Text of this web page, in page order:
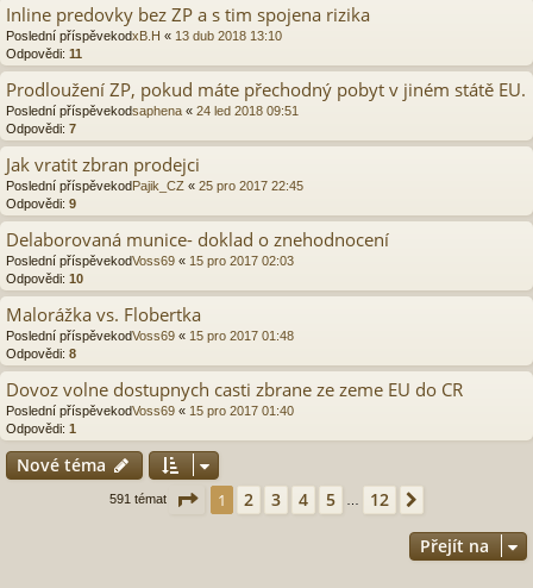
Inline predovky bez ZP a s tim spojena rizika
Poslední příspěvekodxB.H « 13 dub 2018 13:10
Odpovědi: 11
Prodloužení ZP, pokud máte přechodný pobyt v jiném státě EU.
Poslední příspěvekodsaphena « 24 led 2018 09:51
Odpovědi: 7
Jak vratit zbran prodejci
Poslední příspěvekodPajik_CZ « 25 pro 2017 22:45
Odpovědi: 9
Delaborovaná munice- doklad o znehodnocení
Poslední příspěvekodVoss69 « 15 pro 2017 02:03
Odpovědi: 10
Malorážka vs. Flobertka
Poslední příspěvekodVoss69 « 15 pro 2017 01:48
Odpovědi: 8
Dovoz volne dostupnych casti zbrane ze zeme EU do CR
Poslední příspěvekodVoss69 « 15 pro 2017 01:40
Odpovědi: 1
Nové téma
591 témat Stránka 1z 12
1 2 3 4 5 12
Přejít na